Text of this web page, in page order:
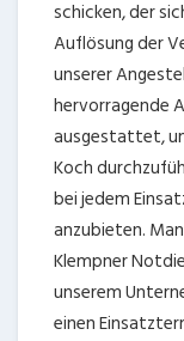
schicken, der
Auflösung der
unserer
hervorragende
ausgestattet,
Koch
bei jedem
anzubieten.
Klempner
unserem
einen